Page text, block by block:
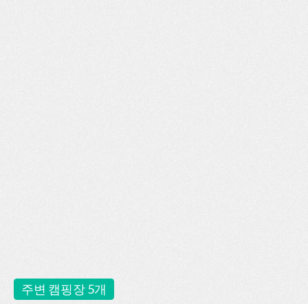
주변 캠핑장 5개